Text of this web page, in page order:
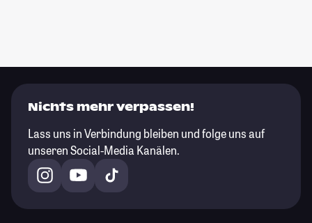
Nichts mehr verpassen!
Lass uns in Verbindung bleiben und folge uns auf
unseren Social-Media Kanälen.